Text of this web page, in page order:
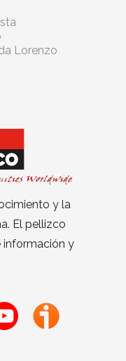
Lorenzo
y la
El pellizco
información y